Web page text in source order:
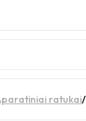
ratukai/